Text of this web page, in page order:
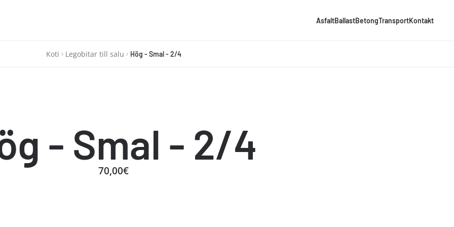
AsfaltBallastBetongTransportKontakt
Koti Legobitar till salu Hög - Smal - 2/4
- Smal - 2/4
70,00€